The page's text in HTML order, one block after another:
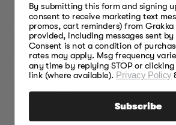
Modelnr.
Serienummer
Reactie*
By submitting this form and signing
consent to receive marketing text
promos, cart reminders) from
provided, including messages sent
Consent is not a condition of
rates may apply. Msg frequency
any time by replying STOP or
link (where available). Privacy Policy
Subscribe